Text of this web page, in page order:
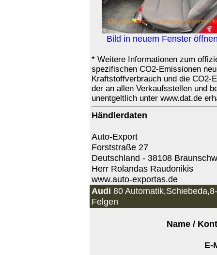
Bild in neuem Fenster
* Weitere Informationen zum
spezifischen CO2-Emissionen
Kraftstoffverbrauch und die CO2-
der an allen Verkaufsstellen und
unentgeltlich unter www.dat.de
Händlerdaten
Auto-Export
Forststraße 27
Deutschland - 38108
Herr Rolandas Raudonikis
www.auto-exportas.de
Audi 80
Felgen
Name /
E-